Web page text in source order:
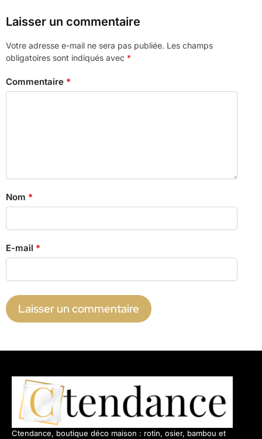
Laisser un commentaire
Votre adresse e-mail ne sera pas publiée. Les champs
obligatoires sont indiqués avec *
Commentaire *
Nom *
E-mail *
Ctendance, boutique déco maison : rotin, osier, bambou et